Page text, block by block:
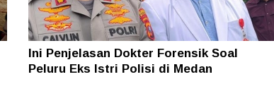
Ini Penjelasan Dokter Forensik Soal
Peluru Eks Istri Polisi di Medan